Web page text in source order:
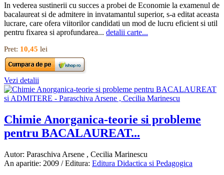
In vederea sustinerii cu succes a probei de Economie la examenul de
bacalaureat si de admitere in invatamantul superior, s-a editat aceasta
lucrare, care ofera viitorilor candidati un mod de lucru eficient si util
pentru fixarea si aprofundarea... detalii carte...
Pret: 10,45 lei
Vezi detalii
Chimie Anorganica-teorie si probleme
pentru BACALAUREAT...
Autor: Paraschiva Arsene , Cecilia Marinescu
An aparitie: 2009 / Editura: Editura Didactica si Pedagogica